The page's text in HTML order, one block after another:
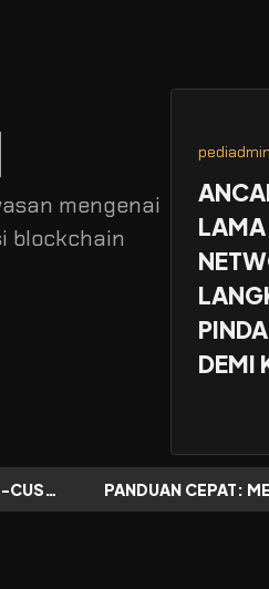
mengenai
blockchain
pediadmin
DEMI
DIGITAL CHAMBER BELA SELF-CUSTODY: MENDESAK PEMBATALAN GUGATAN 39 RIBU WALLET BITCOIN DI NEW YORK